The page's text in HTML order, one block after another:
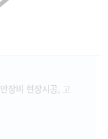
장비 현장시공, 고